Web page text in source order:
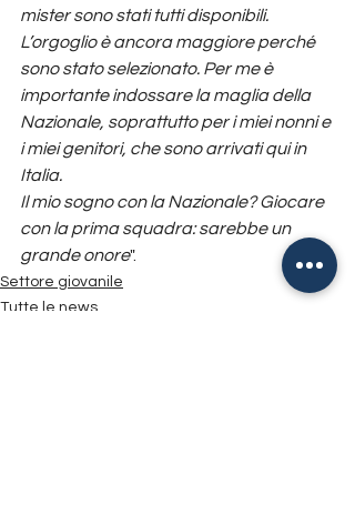
mister sono stati tutti disponibili.
L’orgoglio è ancora maggiore perché
sono stato selezionato. Per me è
importante indossare la maglia della
Nazionale, soprattutto per i miei nonni e
i miei genitori, che sono arrivati qui in
Italia.
Il mio sogno con la Nazionale? Giocare
con la prima squadra: sarebbe un
grande onore".
Settore giovanile
Tutte le news